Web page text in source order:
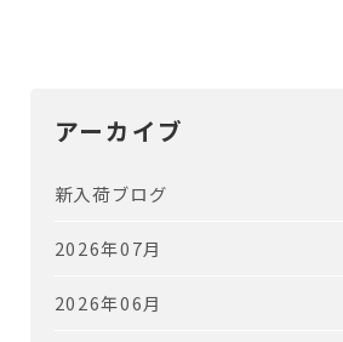
アーカイブ
新入荷ブログ
2026年07月
2026年06月